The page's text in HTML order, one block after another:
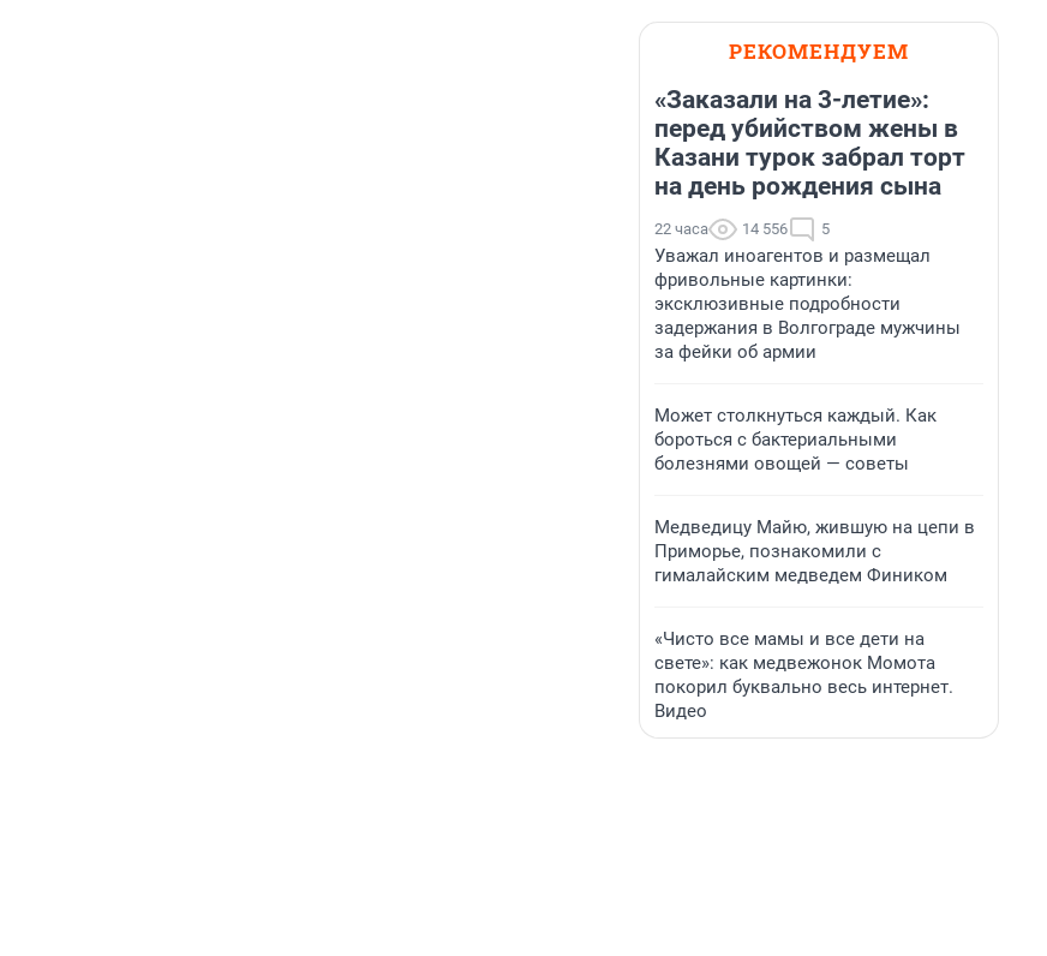
РЕКОМЕНДУЕМ
«Заказали на 3-летие»:
перед убийством жены в
Казани турок забрал торт
на день рождения сына
22 часа 14 556 5
Уважал иноагентов и размещал
фривольные картинки:
эксклюзивные подробности
задержания в Волгограде мужчины
за фейки об армии
Может столкнуться каждый. Как
бороться с бактериальными
болезнями овощей — советы
Медведицу Майю, жившую на цепи в
Приморье, познакомили с
гималайским медведем Фиником
«Чисто все мамы и все дети на
свете»: как медвежонок Момота
покорил буквально весь интернет.
Видео